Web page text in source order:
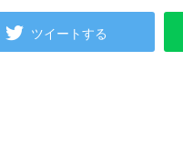
ツイートする